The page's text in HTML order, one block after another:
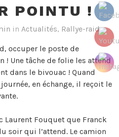
POINTU !
in Actualités, Rallye-raid
occuper le poste de
! Une tâche de folie les attend
dans le bivouac ! Quand
en échange, il reçoit le
Laurent Fouquet que Franck
soir qui l’attend. Le camion